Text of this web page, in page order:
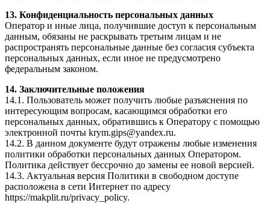
13. Конфиденциальность персональных данных
Оператор и иные лица, получившие доступ к персональным
данным, обязаны не раскрывать третьим лицам и не
распространять персональные данные без согласия субъекта
персональных данных, если иное не предусмотрено
федеральным законом.
14. Заключительные положения
14.1. Пользователь может получить любые разъяснения по
интересующим вопросам, касающимся обработки его
персональных данных, обратившись к Оператору с помощью
электронной почты krym.gips@yandex.ru.
14.2. В данном документе будут отражены любые изменения
политики обработки персональных данных Оператором.
Политика действует бессрочно до замены ее новой версией.
14.3. Актуальная версия Политики в свободном доступе
расположена в сети Интернет по адресу
https://makplit.ru/privacy_policy.